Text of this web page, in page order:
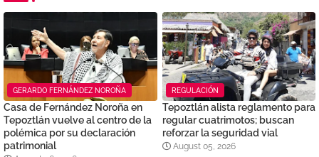
GERARDO FERNÁNDEZ NOROÑA
Casa de Fernández Noroña en
Tepoztlán vuelve al centro de la
polémica por su declaración
patrimonial
REGULACIÓN
Tepoztlán alista reglamento para
regular cuatrimotos; buscan
reforzar la seguridad vial
August 05, 2026